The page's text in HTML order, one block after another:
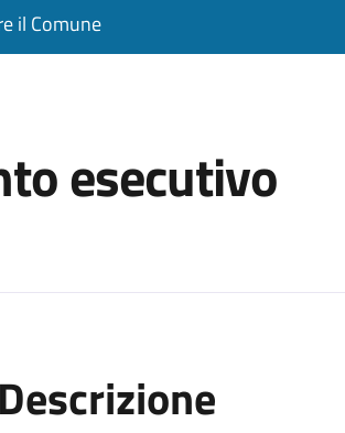
il Comune
esecutivo
Descrizione